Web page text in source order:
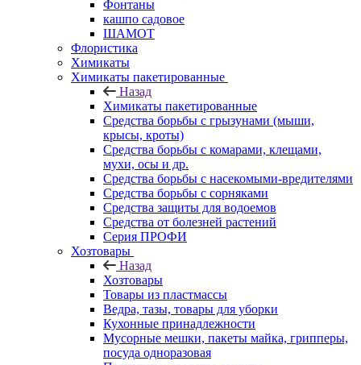
Фонтаны
кашпо садовое
ШАМОТ
Флористика
Химикаты
Химикаты пакетированные
Назад
Химикаты пакетированные
Средства борьбы с грызунами (мыши,
крысы, кроты)
Средства борьбы с комарами, клещами,
мухи, осы и др.
Средства борьбы с насекомыми-вредителями
Средства борьбы с сорняками
Средства защиты для водоемов
Средства от болезней растений
Серия ПРОФИ
Хозтовары
Назад
Хозтовары
Товары из пластмассы
Ведра, тазы, товары для уборки
Кухонные принадлежности
Мусорные мешки, пакеты майка, грипперы,
посуда одноразовая